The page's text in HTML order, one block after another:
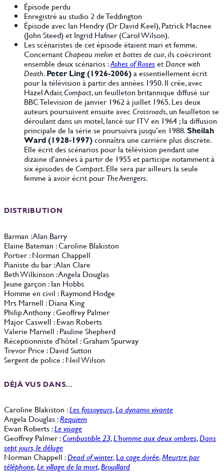
Épisode perdu
Enregistré au studio 2 de Teddington
Épisode avec Ian Hendry (Dr David Keel), Patrick Macnee
(John Steed) et Ingrid Hafner (Carol Wilson).
Les scénaristes de cet épisode étaient mari et femme.
ConcernantChapeau melon et bottes de cuir, ils coécriront
ensemble deux scénarios :Ashes of RosesetDance with
Death.Peter Ling (1926-2006)a essentiellement écrit
pour la télévision à partir des années 1950. Il crée, avec
Hazel Adair,Compact, un feuilleton britannique diffusé sur
BBC Television de janvier 1962 à juillet 1965. Les deux
auteurs poursuivent ensuite avecCrossroads, un feuilleton se
déroulant dans un motel, lancé sur ITV en 1964 ; la diffusion
principale de la série se poursuivra jusqu’en 1988.Sheilah
Ward (1928-1997)connaîtra une carrière plus discrète.
Elle écrit des scénarios pour la télévision pendant une
dizaine d’années à partir de 1955 et participe notamment à
six épisodes de Compact. Elle sera par ailleurs la seule
femme à avoir écrit pourThe Avengers.
DISTRIBUTION
Barman : Alan Barry
Elaine Bateman : Caroline Blakiston
Portier : Norman Chappell
Pianiste du bar : Alan Clare
Beth Wilkinson : Angela Douglas
Jeune garçon : Ian Hobbs
Homme en civil : Raymond Hodge
Mrs Marnell : Diana King
Philip Anthony : Geoffrey Palmer
Major Caswell : Ewan Roberts
Valerie Marnell : Pauline Shepherd
Réceptionniste d’hôtel : Graham Spurway
Trevor Price : David Sutton
Sergent de police : Neil Wilson
DÉJÀ VUS DANS…
Caroline Blakiston :Les fossoyeurs,La dynamo vivante
Angela Douglas :Requiem
Ewan Roberts :Le visage
Geoffrey Palmer :Combustible 23,L’homme aux deux ombres,Dans
sept jours, le déluge
Norman Chappell :Dead of winter,La cage dorée,Meurtre par
téléphone,Le village de la mort,Brouillard